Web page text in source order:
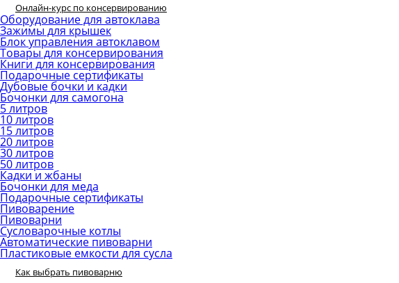
Онлайн-курс по консервированию
Оборудование для автоклава
Зажимы для крышек
Блок управления автоклавом
Товары для консервирования
Книги для консервирования
Подарочные сертификаты
Дубовые бочки и кадки
Бочонки для самогона
5 литров
10 литров
15 литров
20 литров
30 литров
50 литров
Кадки и жбаны
Бочонки для меда
Подарочные сертификаты
Пивоварение
Пивоварни
Сусловарочные котлы
Автоматические пивоварни
Пластиковые емкости для сусла
Как выбрать пивоварню